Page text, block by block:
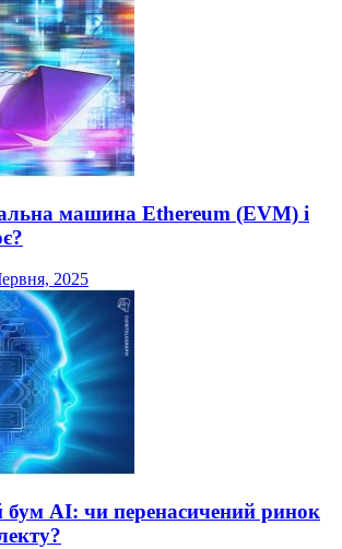
машина Ethereum (EVM) і
2025
бум AI: чи перенасичений ринок